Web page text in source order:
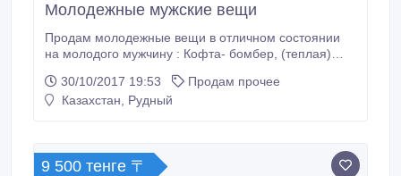
Молодежные мужские вещи
Продам молодежные вещи в отличном состоянии
на молодого мужчину : Кофта- бомбер, (теплая)
Nike, черная кофта на замке с пуговицами. Рубашка
с длинным рукавом в клеточку Джинсы , брюки ,
30/10/2017 19:53
Продам прочее
Казахстан, Рудный
9 500 тенге 〒